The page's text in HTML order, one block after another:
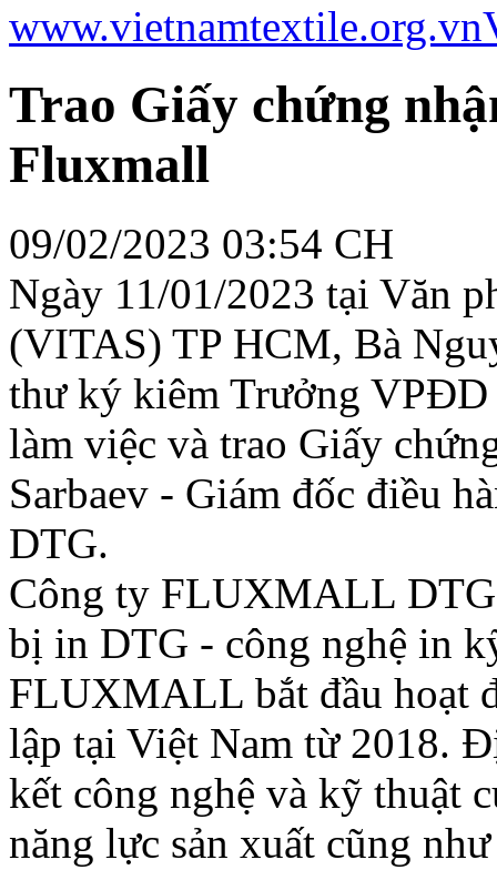
www.vietnamtextile.org.vn
Trao Giấy chứng
Fluxmall
09/02/2023 03:54 CH
Ngày 11/01/2023 tại Văn
(VITAS) TP HCM, Bà
thư ký kiêm Trưởng
làm việc và trao Giấy
Sarbaev - Giám đốc điều
DTG.
Công ty FLUXMALL DTG
bị in DTG - công nghệ in
FLUXMALL bắt đầu hoạt
lập tại Việt Nam từ 2018.
kết công nghệ và kỹ thuật
năng lực sản xuất cũng